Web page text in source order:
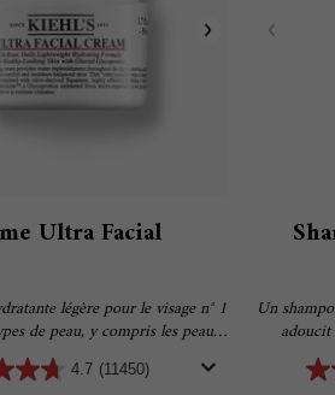
Ultra Facial
légère pour le visage n° 1
de peau, y compris les peaux
avec 4,5 % de squalane pour
de 24 heures pour une
4.7 (11450)
Un
bouteille